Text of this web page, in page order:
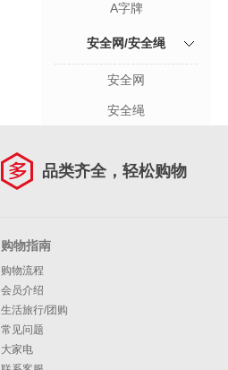
A字牌
安全网/安全绳
安全网
安全绳
品类齐全，轻松购物
购物指南
购物流程
会员介绍
生活旅行/团购
常见问题
大家电